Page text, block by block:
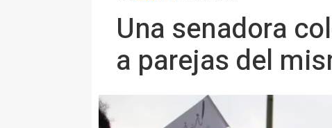
Una senadora
a parejas del